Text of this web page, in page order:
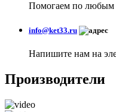
Помогаем по любым
info@ket33.ru
Напишите нам на
Производители